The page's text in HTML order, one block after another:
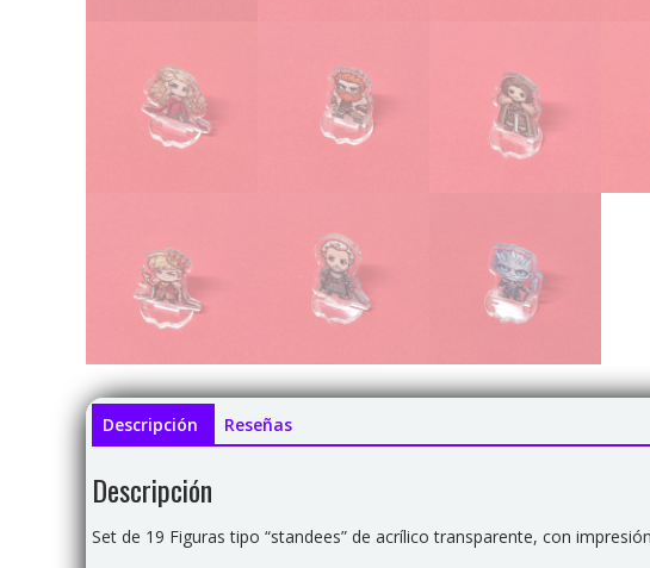
Descripción Reseñas
Descripción
Set de 19 Figuras tipo “standees” de acrílico transparente, con